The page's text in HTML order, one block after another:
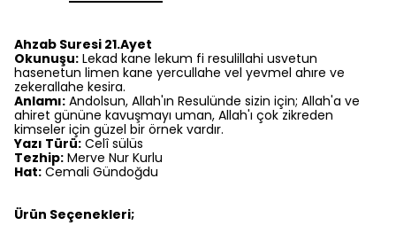
Ahzab Suresi 21.Ayet
Okunuşu: Lekad kane lekum fi resulillahi usvetun
hasenetun limen kane yercullahe vel yevmel ahıre ve
zekerallahe kesira.
Anlamı: Andolsun, Allah'ın Resulünde sizin için; Allah'a ve
ahiret gününe kavuşmayı uman, Allah'ı çok zikreden
kimseler için güzel bir örnek vardır.
Yazı Türü: Celî sülüs
Tezhip: Merve Nur Kurlu
Hat: Cemali Gündoğdu
Ürün Seçenekleri;